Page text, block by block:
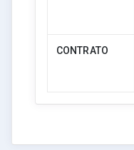
CONTRATO